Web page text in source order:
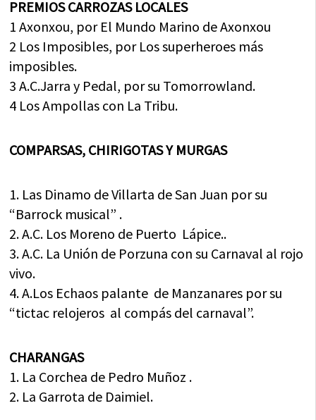
PREMIOS CARROZAS LOCALES
1 Axonxou, por El Mundo Marino de Axonxou
2 Los Imposibles, por Los superheroes más
imposibles.
3 A.C.Jarra y Pedal, por su Tomorrowland.
4 Los Ampollas con La Tribu.
COMPARSAS, CHIRIGOTAS Y MURGAS
1. Las Dinamo de Villarta de San Juan por su
“Barrock musical” .
2. A.C. Los Moreno de Puerto Lápice..
3. A.C. La Unión de Porzuna con su Carnaval al rojo
vivo.
4. A.Los Echaos palante de Manzanares por su
“tictac relojeros al compás del carnaval”.
CHARANGAS
1. La Corchea de Pedro Muñoz .
2. La Garrota de Daimiel.